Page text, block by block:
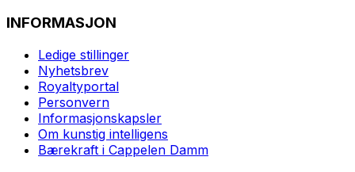
INFORMASJON
Ledige stillinger
Nyhetsbrev
Royaltyportal
Personvern
Informasjonskapsler
Om kunstig intelligens
Bærekraft i Cappelen Damm